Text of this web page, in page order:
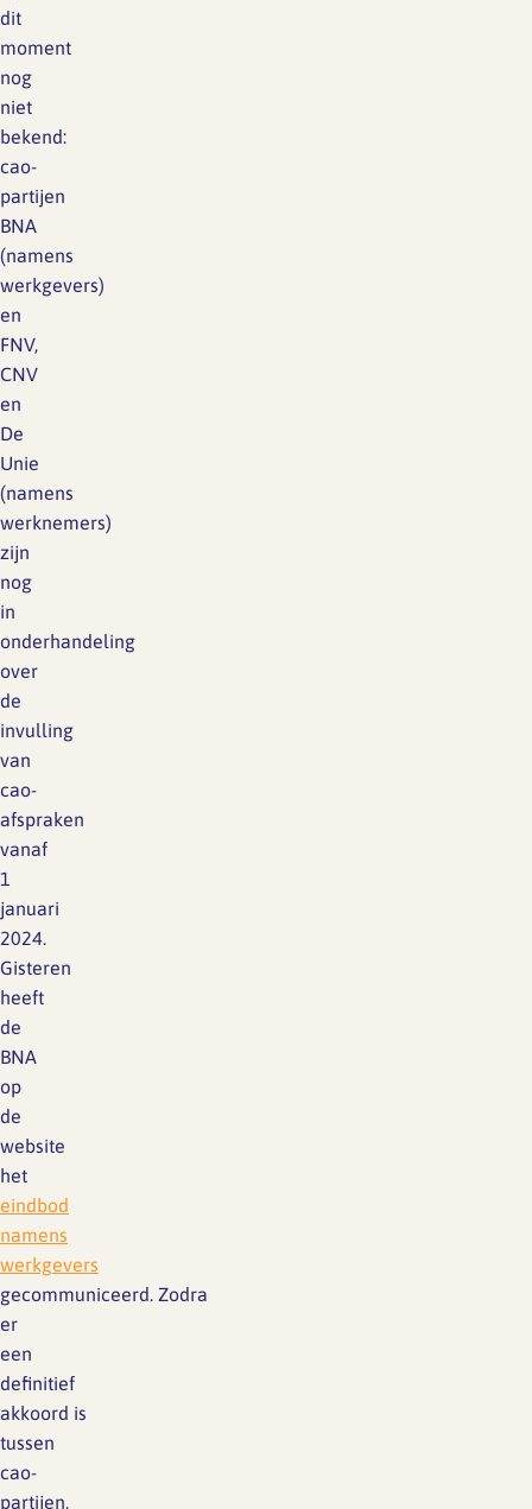
dit
moment
nog
niet
bekend:
cao-
partijen
BNA
(namens
werkgevers)
en
FNV,
CNV
en
De
Unie
(namens
werknemers)
zijn
nog
in
onderhandeling
over
de
invulling
van
cao-
afspraken
vanaf
1
januari
2024.
Gisteren
heeft
de
BNA
op
de
website
het
eindbod
namens
werkgevers
gecommuniceerd. Zodra
er
een
definitief
akkoord is
tussen
cao-
partijen,